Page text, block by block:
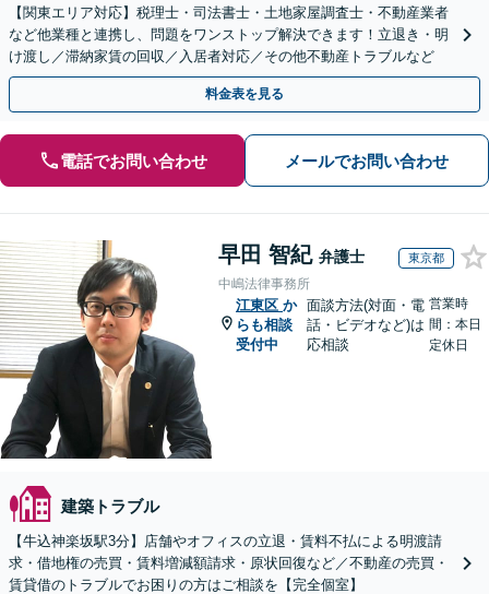
【関東エリア対応】税理士・司法書士・土地家屋調査士・不動産業者
など他業種と連携し、問題をワンストップ解決できます！立退き・明
け渡し／滞納家賃の回収／入居者対応／その他不動産トラブルなど
料金表を見る
電話でお問い合わせ メールでお問い合わせ
早田 智紀 弁護士 東京都
中嶋法律事務所
江東区 か
らも相談
受付中
面談方法(対面・電
話・ビデオなど)は
応相談
営業時
間：本日
定休日
建築トラブル
【牛込神楽坂駅3分】店舗やオフィスの立退・賃料不払による明渡請
求・借地権の売買・賃料増減額請求・原状回復など／不動産の売買・
賃貸借のトラブルでお困りの方はご相談を【完全個室】